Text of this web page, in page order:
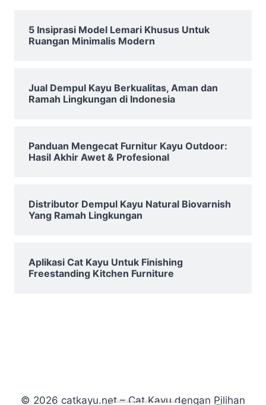
5 Insiprasi Model Lemari Khusus Untuk
Ruangan Minimalis Modern
Jual Dempul Kayu Berkualitas, Aman dan
Ramah Lingkungan di Indonesia
Panduan Mengecat Furnitur Kayu Outdoor:
Hasil Akhir Awet & Profesional
Distributor Dempul Kayu Natural Biovarnish
Yang Ramah Lingkungan
Aplikasi Cat Kayu Untuk Finishing
Freestanding Kitchen Furniture
© 2026 catkayu.net – Cat Kayu dengan Pilihan